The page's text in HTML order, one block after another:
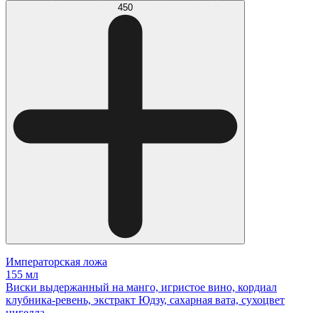
450
Императорская ложа
155 мл
Виски выдержанный на манго, игристое вино, кордиал
клубника-ревень, экстракт Юдзу, сахарная вата, сухоцвет